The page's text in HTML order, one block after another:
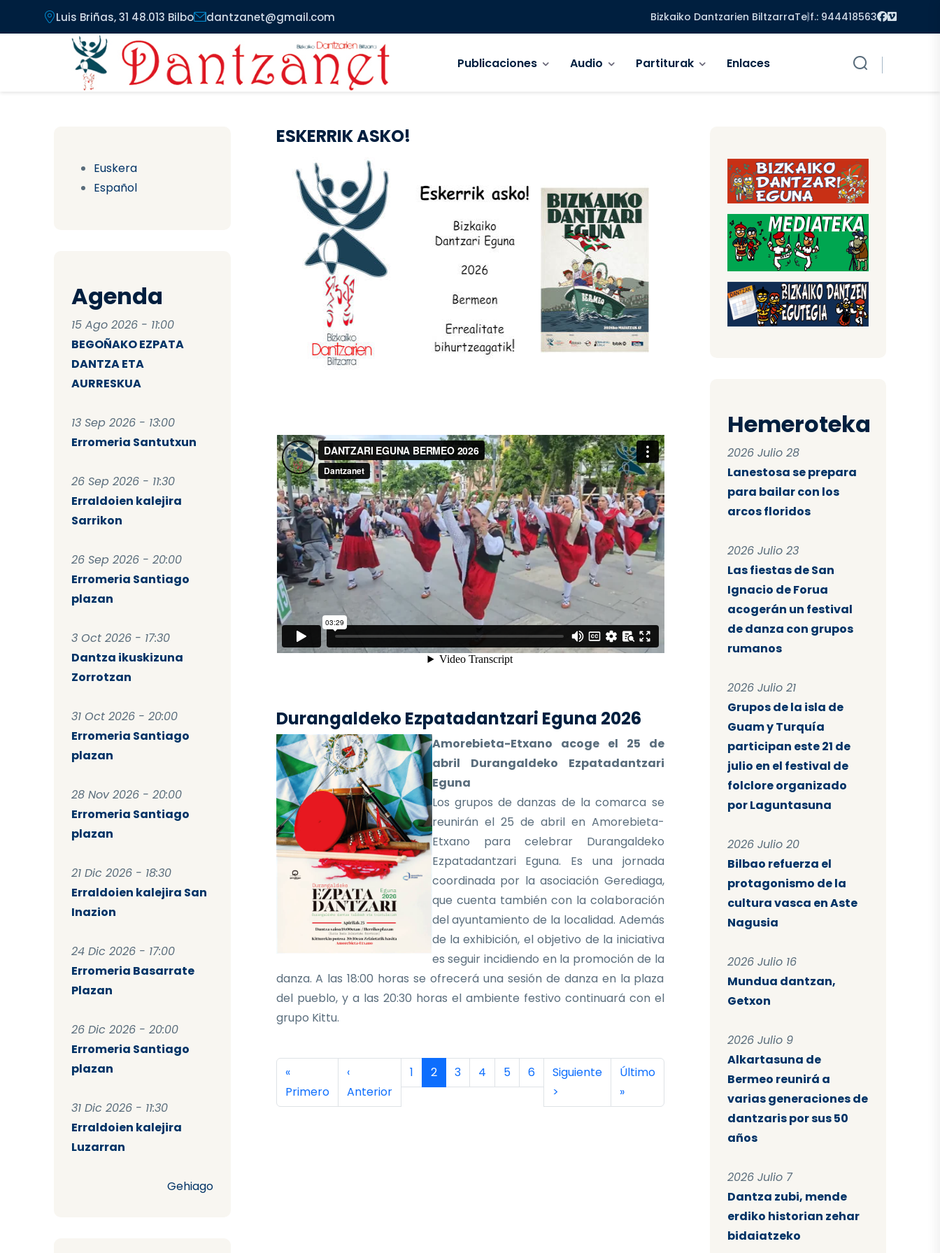
Pasar al contenido principal
Luis Briñas, 31 48.013 Bilbo dantzanet@gmail.com Bizkaiko Dantzarien BiltzarraTelf.: 944418563 Facebook
Vimeo
Publicaciones Audio Partiturak Enlaces
Euskera
Español
Agenda
15 Ago 2026 - 11:00
BEGOÑAKO EZPATA
DANTZA ETA
AURRESKUA
13 Sep 2026 - 13:00
Erromeria Santutxun
26 Sep 2026 - 11:30
Erraldoien kalejira
Sarrikon
26 Sep 2026 - 20:00
Erromeria Santiago
plazan
3 Oct 2026 - 17:30
Dantza ikuskizuna
Zorrotzan
31 Oct 2026 - 20:00
Erromeria Santiago
plazan
28 Nov 2026 - 20:00
Erromeria Santiago
plazan
21 Dic 2026 - 18:30
Erraldoien kalejira San
Inazion
24 Dic 2026 - 17:00
Erromeria Basarrate
Plazan
26 Dic 2026 - 20:00
Erromeria Santiago
plazan
31 Dic 2026 - 11:30
Erraldoien kalejira
Luzarran
Gehiago
ESKERRIK ASKO!
Durangaldeko Ezpatadantzari Eguna 2026
Amorebieta-Etxano acoge el 25 de
abril Durangaldeko Ezpatadantzari
Eguna
Los grupos de danzas de la comarca se
reunirán el 25 de abril en Amorebieta-
Etxano para celebrar Durangaldeko
Ezpatadantzari Eguna. Es una jornada
coordinada por la asociación Gerediaga,
que cuenta también con la colaboración
del ayuntamiento de la localidad. Además
de la exhibición, el objetivo de la iniciativa
es seguir incidiendo en la promoción de la
danza. A las 18:00 horas se ofrecerá una sesión de danza en la plaza
del pueblo, y a las 20:30 horas el ambiente festivo continuará con el
grupo Kittu.
Paginación
Primera página
«
Primero
Página anterior
‹
Anterior
Página
1 Página actual
2 Página
3 Página
4 Página
5 Página
6 Siguiente página
Siguiente
>
Última página
Último
»
Hemeroteka
2026 Julio 28
Lanestosa se prepara
para bailar con los
arcos floridos
2026 Julio 23
Las fiestas de San
Ignacio de Forua
acogerán un festival
de danza con grupos
rumanos
2026 Julio 21
Grupos de la isla de
Guam y Turquía
participan este 21 de
julio en el festival de
folclore organizado
por Laguntasuna
2026 Julio 20
Bilbao refuerza el
protagonismo de la
cultura vasca en Aste
Nagusia
2026 Julio 16
Mundua dantzan,
Getxon
2026 Julio 9
Alkartasuna de
Bermeo reunirá a
varias generaciones de
dantzaris por sus 50
años
2026 Julio 7
Dantza zubi, mende
erdiko historian zehar
bidaiatzeko